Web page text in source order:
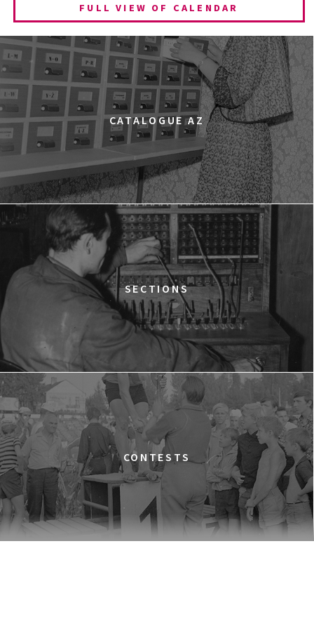
Lwów
THE QUEST OF ALAIN DUCASSE
14:15
Dolnośląskie Centrum Filmowe, sala
Warszawa
WESTWOOD: PUNK, ICON, ACTIVIST
BUY TICKET
15:00
Dolnośląskie Centrum Filmowe, sala
Lalka
SILAS
BUY TICKET
15:15
Dolnośląskie Centrum Filmowe, sala
Lwów
A YEAR OF HOPE
BUY TICKET
16:00
Dolnośląskie Centrum Filmowe, sala
Warszawa
FACES PLACES
BUY TICKET
Dolnośląskie Centrum Filmowe, sala
THE NEXT GUARDIAN
BUY TICKET
17:00
Dolnośląskie Centrum Filmowe, sala
Lwów
ULTRA
BUY TICKET
18:00
Dolnośląskie Centrum Filmowe, sala
Warszawa
ELDORADO
BUY TICKET
18:15
Dolnośląskie Centrum Filmowe, sala
Lalka
HAPPY WINTER
BUY TICKET
FULL VIEW OF CALENDAR
CATALOGUE AZ
SECTIONS
CONTESTS